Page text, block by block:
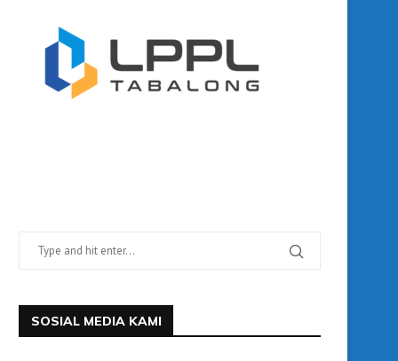
SOSIAL MEDIA KAMI